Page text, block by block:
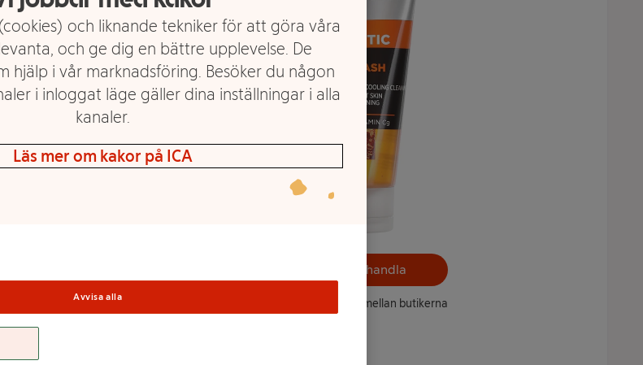
Välj butik och handla
Sortimentet kan variera mellan butikerna
och liknande tekniker för att göra våra
och ge dig en bättre upplevelse. De
hjälp i vår marknadsföring. Besöker du någon
i inloggat läge gäller dina inställningar i alla
kanaler.
Läs mer om kakor på ICA
Avvisa alla